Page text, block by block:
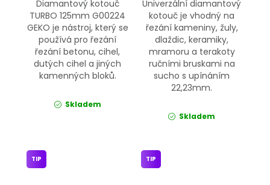
Diamantový kotouč
TURBO 125mm G00224
GEKO je nástroj, který se
používá pro řezání
řezání betonu, cihel,
dutých cihel a jiných
kamenných bloků.
Skladem
Univerzální diamantový
kotouč je vhodný na
řezání kameniny, žuly,
dlaždic, keramiky,
mramoru a terakoty
ručními bruskami na
sucho s upínáním
22,23mm.
Skladem
TIP TIP